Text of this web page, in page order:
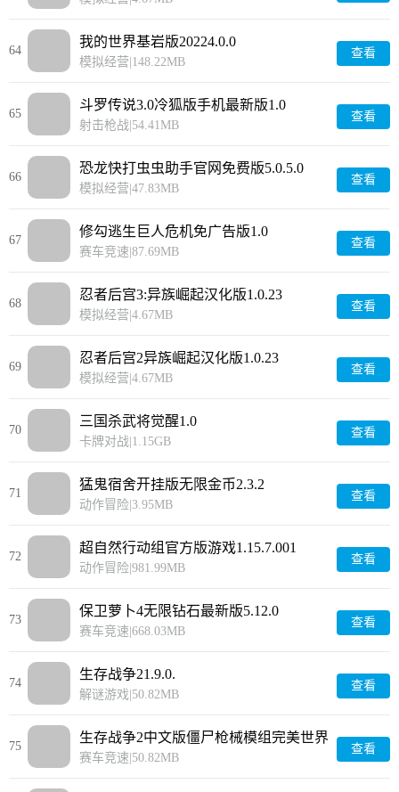
64
我的世界基岩版20224.0.0
模拟经营 148.22MB
查看
65
斗罗传说3.0冷狐版手机最新版1.0
射击枪战 54.41MB
查看
66
恐龙快打虫虫助手官网免费版5.0.5.0
模拟经营 47.83MB
查看
67
修勾逃生巨人危机免广告版1.0
赛车竞速 87.69MB
查看
68
忍者后宫3:异族崛起汉化版1.0.23
模拟经营 4.67MB
查看
69
忍者后宫2异族崛起汉化版1.0.23
模拟经营 4.67MB
查看
70
三国杀武将觉醒1.0
卡牌对战 1.15GB
查看
71
猛鬼宿舍开挂版无限金币2.3.2
动作冒险 3.95MB
查看
72
超自然行动组官方版游戏1.15.7.001
动作冒险 981.99MB
查看
73
保卫萝卜4无限钻石最新版5.12.0
赛车竞速 668.03MB
查看
74
生存战争21.9.0.
解谜游戏 50.82MB
查看
75
生存战争2中文版僵尸枪械模组完美世界
1.9.0.
赛车竞速 50.82MB
查看